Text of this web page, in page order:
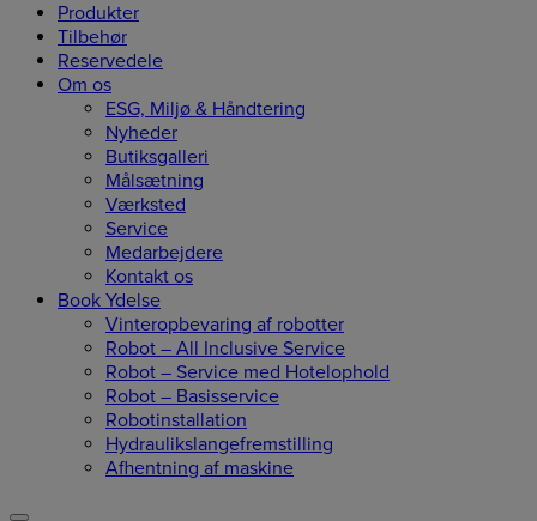
Produkter
Tilbehør
Reservedele
Om os
ESG, Miljø & Håndtering
Nyheder
Butiksgalleri
Målsætning
Værksted
Service
Medarbejdere
Kontakt os
Book Ydelse
Vinteropbevaring af robotter
Robot – All Inclusive Service
Robot – Service med Hotelophold
Robot – Basisservice
Robotinstallation
Hydraulikslangefremstilling
Afhentning af maskine